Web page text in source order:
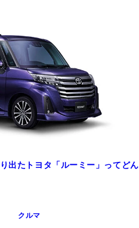
出たトヨタ「ルーミー」ってどん
クルマ